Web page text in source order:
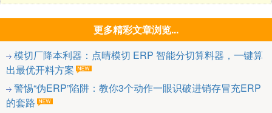
更多精彩文章浏览...
模切厂降本利器：点晴模切 ERP 智能分切算料器，一键算
出最优开料方案
警惕“伪ERP”陷阱：教你3个动作一眼识破进销存冒充ERP
的套路